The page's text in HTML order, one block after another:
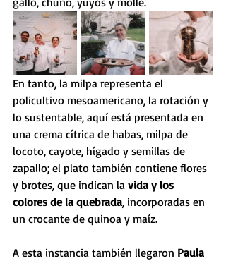
En tanto, la milpa representa el
policultivo mesoamericano, la rotación y
lo sustentable, aquí está presentada en
una crema cítrica de habas, milpa de
locoto, cayote, hígado y semillas de
zapallo; el plato también contiene flores
y brotes, que indican la vida y los
colores de la quebrada, incorporadas en
un crocante de quinoa y maíz.
A esta instancia también llegaron Paula